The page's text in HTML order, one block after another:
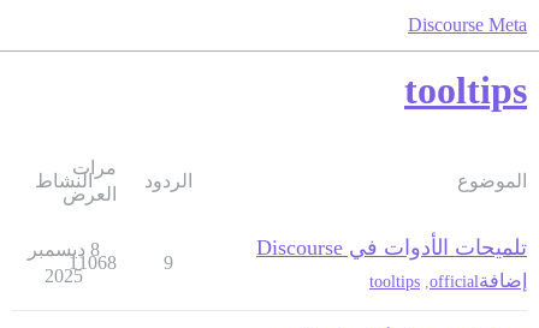
Discourse Meta
tooltips
الموضوع الردود
مرات
العرض
النشاط
تلميحات الأدوات في Discourse
إضافةofficial
tooltips
9
11068
8 ديسمبر
2025